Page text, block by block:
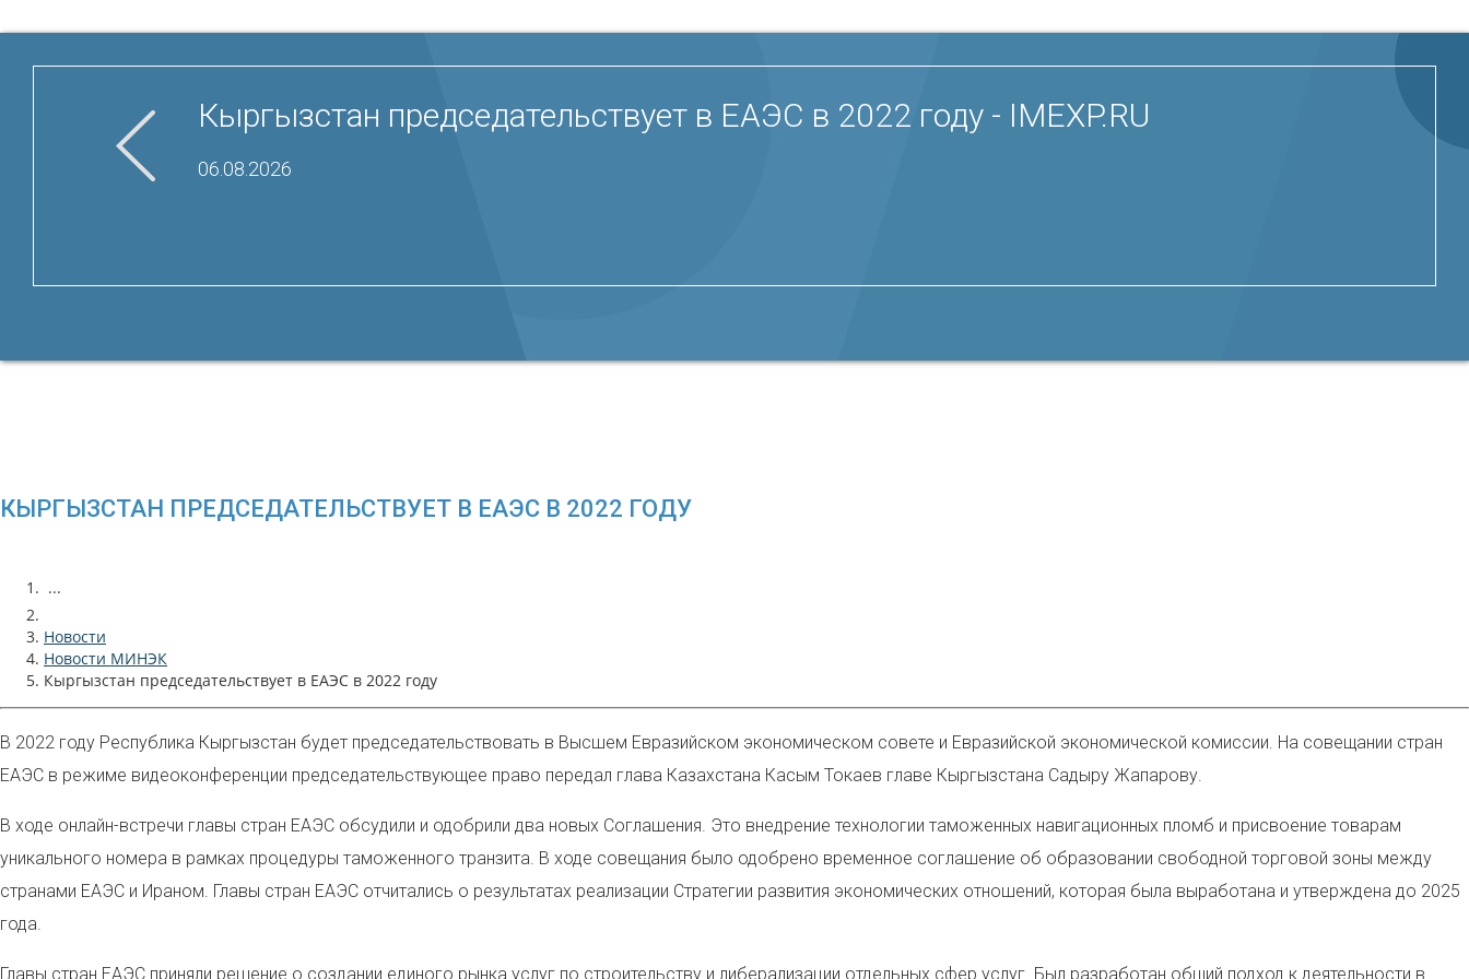
Кыргызстан председательствует в ЕАЭС в 2022 году - IMEXP.RU
06.08.2026
КЫРГЫЗСТАН ПРЕДСЕДАТЕЛЬСТВУЕТ В ЕАЭС В 2022 ГОДУ
...
Новости
Новости МИНЭК
Кыргызстан председательствует в ЕАЭС в 2022 году
В 2022 году Республика Кыргызстан будет председательствовать в Высшем Евразийском экономическом совете и Евразийской экономической комиссии. На совещании стран
ЕАЭС в режиме видеоконференции председательствующее право передал глава Казахстана Касым Токаев главе Кыргызстана Садыру Жапарову.
В ходе онлайн-встречи главы стран ЕАЭС обсудили и одобрили два новых Соглашения. Это внедрение технологии таможенных навигационных пломб и присвоение товарам
уникального номера в рамках процедуры таможенного транзита. В ходе совещания было одобрено временное соглашение об образовании свободной торговой зоны между
странами ЕАЭС и Ираном. Главы стран ЕАЭС отчитались о результатах реализации Стратегии развития экономических отношений, которая была выработана и утверждена до 2025
года.
Главы стран ЕАЭС приняли решение о создании единого рынка услуг по строительству и либерализации отдельных сфер услуг. Был разработан общий подход к деятельности в